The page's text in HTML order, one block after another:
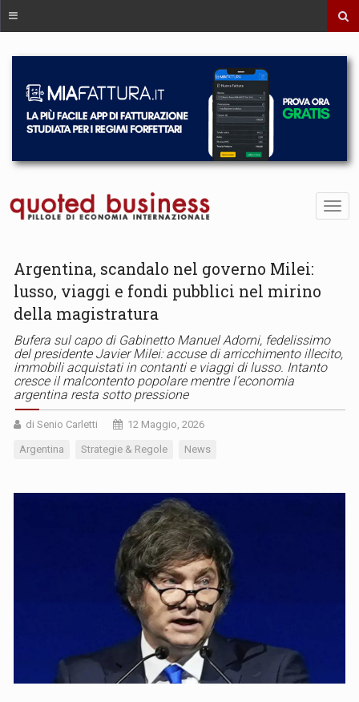
Argentina, scandalo nel governo Milei:
lusso, viaggi e fondi pubblici nel mirino
della magistratura
Bufera sul capo di Gabinetto Manuel Adorni, fedelissimo
del presidente Javier Milei: accuse di arricchimento illecito,
immobili acquistati in contanti e viaggi di lusso. Intanto
cresce il malcontento popolare mentre l’economia
argentina resta sotto pressione
di Senio Carletti 12 Maggio, 2026
Argentina Strategie & Regole News